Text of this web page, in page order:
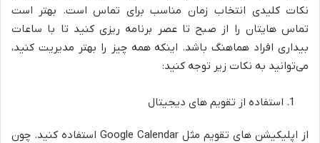
نکات کلیدی انتخاب زمان مناسب برای تماس است. بهتر است
تماس ‌هایتان را از صبح تا عصر برنامه‌ ریزی کنید تا با ساعات
بیداری افراد هماهنگ باشد. اینکه همه چیز را بهتر مدیریت کنید،
می‌توانید به نکات زیر توجه کنید:
استفاده از تقویم‌ های دیجیتال
از اپلیکیشن ‌های تقویم مثل Google Calendar استفاده کنید. چون